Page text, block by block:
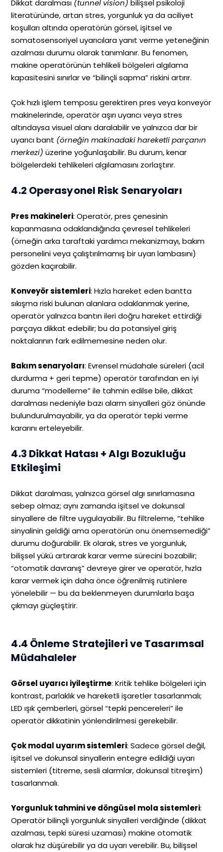
Dikkat daralması (tunnel vision) bilişsel psikoloji
literatüründe, artan stres, yorgunluk ya da aciliyet
koşulları altında operatörün görsel, işitsel ve
somatosensoriyel uyarıcılara yanıt verme yeteneğinin
azalması durumu olarak tanımlanır. Bu fenomen,
makine operatörünün tehlikeli bölgeleri algılama
kapasitesini sınırlar ve “bilinçli sapma” riskini artırır.
Çok hızlı işlem temposu gerektiren pres veya konveyör
makinelerinde, operatör aşırı uyarıcı veya stres
altındaysa visuel alanı daralabilir ve yalnızca dar bir
uyarıcı bant (örneğin makinadaki hareketli parçanın
merkezi) üzerine yoğunlaşabilir. Bu durum, kenar
bölgelerdeki tehlikeleri algılamasını zorlaştırır.
4.2 Operasyonel Risk Senaryoları
Pres makineleri: Operatör, pres çenesinin
kapanmasına odaklandığında çevresel tehlikeleri
(örneğin arka taraftaki yardımcı mekanizmayı, bakım
personelini veya çalıştırılmamış bir uyarı lambasını)
gözden kaçırabilir.
Konveyör sistemleri: Hızla hareket eden bantta
sıkışma riski bulunan alanlara odaklanmak yerine,
operatör yalnızca bantın ileri doğru hareket ettirdiği
parçaya dikkat edebilir; bu da potansiyel giriş
noktalarının fark edilmemesine neden olur.
Bakım senaryoları: Evrensel müdahale süreleri (acil
durdurma + geri tepme) operatör tarafından en iyi
duruma “modelleme” ile tahmin edilse bile, dikkat
daralması nedeniyle bazı alarm sinyalleri göz önünde
bulundurulmayabilir, ya da operatör tepki verme
kararını erteleyebilir.
4.3 Dikkat Hatası + Algı Bozukluğu
Etkileşimi
Dikkat daralması, yalnızca görsel algı sınırlamasına
sebep olmaz; aynı zamanda işitsel ve dokunsal
sinyallere de filtre uygulayabilir. Bu filtreleme, “tehlike
sinyalinin geldiği ama operatörün onu önemsemediği”
durumu doğurabilir. Ek olarak, stres ve yorgunluk,
bilişsel yükü artırarak karar verme sürecini bozabilir;
“otomatik davranış” devreye girer ve operatör, hızla
karar vermek için daha önce öğrenilmiş rutinlere
yönelebilir — bu da beklenmeyen durumlarla başa
çıkmayı güçleştirir.
4.4 Önleme Stratejileri ve Tasarımsal
Müdahaleler
Görsel uyarıcı iyileştirme: Kritik tehlike bölgeleri için
kontrast, parlaklık ve hareketli işaretler tasarlanmalı;
LED ışık çemberleri, görsel “tepki pencereleri” ile
operatör dikkatinin yönlendirilmesi gerekebilir.
Çok modal uyarım sistemleri: Sadece görsel değil,
işitsel ve dokunsal sinyallerin entegre edildiği uyarı
sistemleri (titreme, sesli alarmlar, dokunsal titreşim)
tasarlanmalı.
Yorgunluk tahmini ve döngüsel mola sistemleri:
Operatör bilinçli yorgunluk sinyalleri verdiğinde (dikkat
azalması, tepki süresi uzaması) makine otomatik
olarak hız düşürebilir ya da uyarı verebilir. Bu, bilişsel